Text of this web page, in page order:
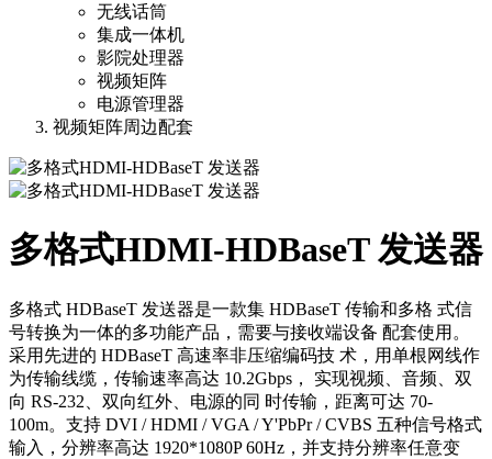
无线话筒
集成一体机
影院处理器
视频矩阵
电源管理器
视频矩阵周边配套
多格式HDMI-HDBaseT 发送器
多格式 HDBaseT 发送器是一款集 HDBaseT 传输和多格 式信
号转换为一体的多功能产品，需要与接收端设备 配套使用。
采用先进的 HDBaseT 高速率非压缩编码技 术，用单根网线作
为传输线缆，传输速率高达 10.2Gbps， 实现视频、音频、双
向 RS-232、双向红外、电源的同 时传输，距离可达 70-
100m。支持 DVI / HDMI / VGA / Y'PbPr / CVBS 五种信号格式
输入，分辨率高达 1920*1080P 60Hz，并支持分辨率任意变